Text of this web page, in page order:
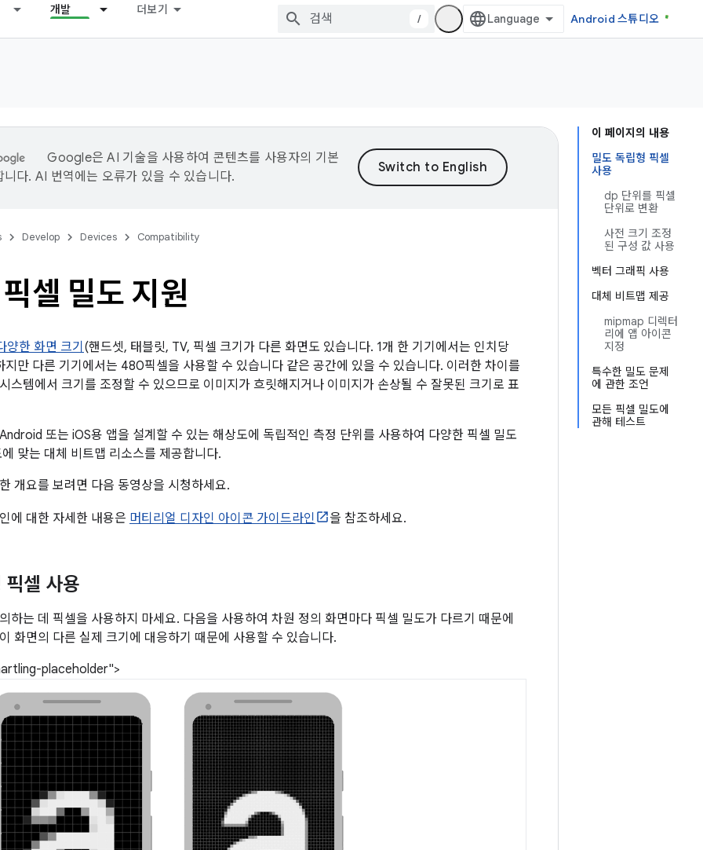
개발 더보기
/ Android 스튜디오
이 페이지의 내용
밀도 독립형 픽셀
사용
dp 단위를 픽셀
단위로 변환
사전 크기 조정
된 구성 값 사용
벡터 그래픽 사용
대체 비트맵 제공
mipmap 디렉터
리에 앱 아이콘
지정
특수한 밀도 문제
에 관한 조언
모든 픽셀 밀도에
관해 테스트
Google은 AI 기술을 사용하여 콘텐츠를 사용자의 기본
니다. AI 번역에는 오류가 있을 수 있습니다.
Develop Devices Compatibility
셀 밀도 지원
양한 화면 크기 (핸드셋, 태블릿, TV, 픽셀 크기가 다른 화면도 있습니다. 1개 한 기기에서는 인치당
지만 다른 기기에서는 480픽셀을 사용할 수 있습니다 같은 공간에 있을 수 있습니다. 이러한 차이를
스템에서 크기를 조정할 수 있으므로 이미지가 흐릿해지거나 이미지가 손상될 수 잘못된 크기로 표
또는 iOS용 앱을 설계할 수 있는 해상도에 독립적인 측정 단위를 사용하여 다양한 픽셀 밀도
맞는 대체 비트맵 리소스를 제공합니다.
개요를 보려면 다음 동영상을 시청하세요.
에 대한 자세한 내용은 머티리얼 디자인 아이콘 가이드라인 을 참조하세요.
픽셀 사용
하는 데 픽셀을 사용하지 마세요. 다음을 사용하여 차원 정의 화면마다 픽셀 밀도가 다르기 때문에
화면의 다른 실제 크기에 대응하기 때문에 사용할 수 있습니다.
placeholder">